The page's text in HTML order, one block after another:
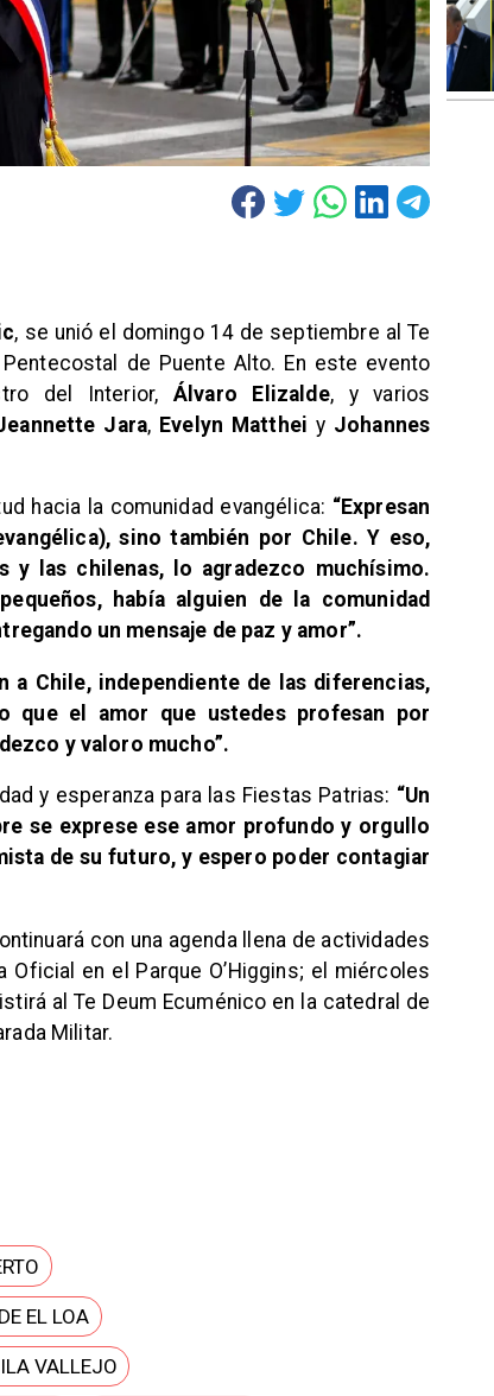
, se unió el domingo 14 de septiembre al Te
de Puente Alto. En este evento
del Interior, Álvaro Elizalde, y varios
Jara, Evelyn Matthei y Johannes
hacia la comunidad evangélica: “Expresan
sino también por Chile. Y eso,
las chilenas, lo agradezco muchísimo.
había alguien de la comunidad
un mensaje de paz y amor”.
a Chile, independiente de las diferencias,
que el amor que ustedes profesan por
y valoro mucho”.
y esperanza para las Fiestas Patrias: “Un
se exprese ese amor profundo y orgullo
de su futuro, y espero poder contagiar
con una agenda llena de actividades
en el Parque O’Higgins; el miércoles
al Te Deum Ecuménico en la catedral de
Militar.
EL LOA
VALLEJO